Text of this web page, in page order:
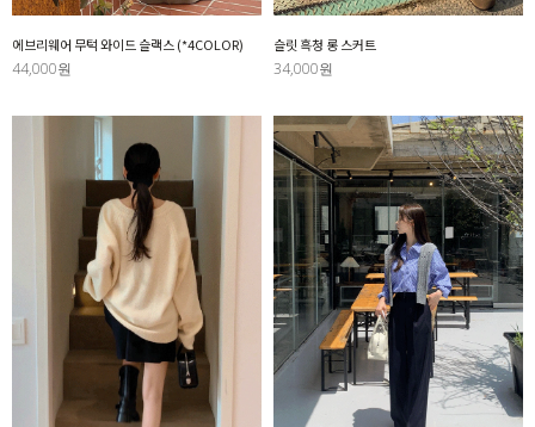
에브리웨어 무턱 와이드 슬랙스 (*4COLOR)
44,000원
슬릿 흑청 롱 스커트
34,000원